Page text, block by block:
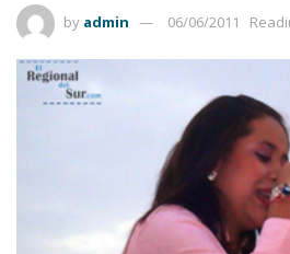
by admin 06/06/2011